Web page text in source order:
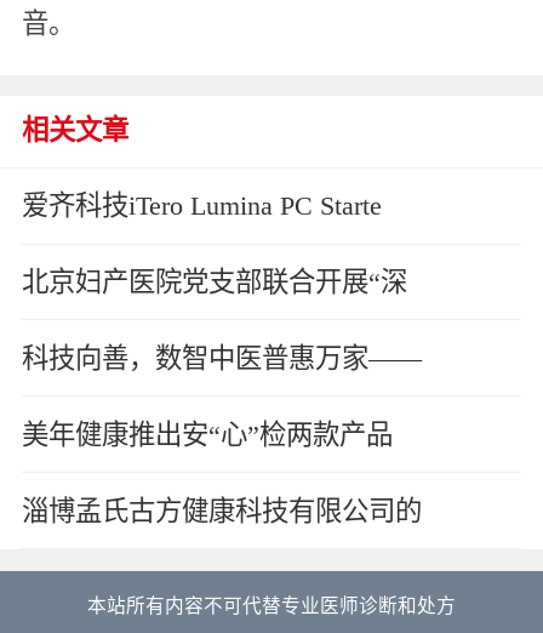
音。
相关文章
爱齐科技iTero Lumina PC Starte
北京妇产医院党支部联合开展“深
科技向善，数智中医普惠万家——
美年健康推出安“心”检两款产品
淄博孟氏古方健康科技有限公司的
本站所有内容不可代替专业医师诊断和处方